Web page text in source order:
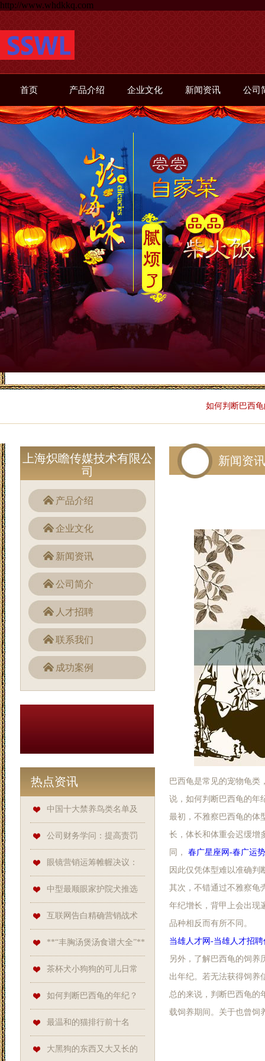
http://www.whdkkq.com
首页 产品介绍 企业文化 新闻资讯 公司
如何判断巴西龟
上海炽瞻传媒技术有限公
司
产品介绍
企业文化
新闻资讯
公司简介
人才招聘
联系我们
成功案例
热点资讯
中国十大禁养鸟类名单及
保护酷好公司财务学问：提高责罚
与决议智商
眼镜营销运筹帷幄决议：
精确现实，提高销量
中型最顺眼家护院犬推选
互联网告白精确营销战术
分析 **“丰胸汤煲汤食谱大全”**
茶杯犬小狗狗的可儿日常
如何判断巴西龟的年纪？
最温和的猫排行前十名
大黑狗的东西又大又长的
新闻资讯
巴西龟是常见的宠物龟类
说，如何判断巴西龟的年
最初，不雅察巴西龟的体
长，体长和体重会迟缓增
同， 春广星座网-春广运
因此仅凭体型难以准确判
其次，不错通过不雅察龟
年纪增长，背甲上会出现
品种相反而有所不同。
当雄人才网-当雄人才招
另外，了解巴西龟的饲养
出年纪。若无法获得饲养
总的来说，判断巴西龟的
载饲养期间。关于也曾饲